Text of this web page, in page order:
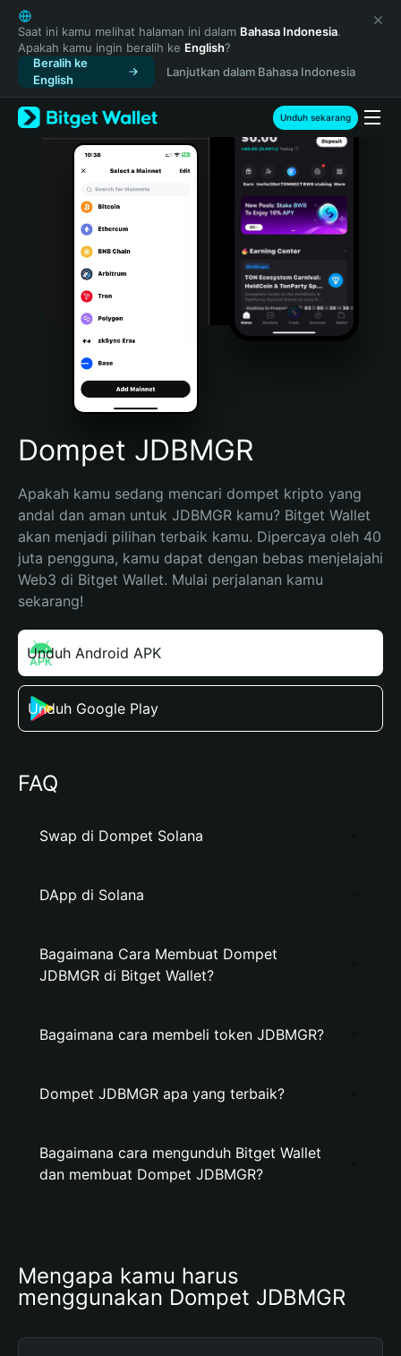
English
日本語
Tiếng Việt
Русский
Español (Latinoamérica)
Türkçe
Italiano
Português (Portugal)
Bahasa Indonesia
Português (Brasil)
Español (Argentina)
Saat ini kamu melihat halaman ini dalam Bahasa Indonesia.
Apakah kamu ingin beralih ke English?
Beralih ke
English
Lanjutkan dalam Bahasa Indonesia
Unduh sekarang
Dompet JDBMGR
Apakah kamu sedang mencari dompet kripto yang
andal dan aman untuk JDBMGR kamu? Bitget Wallet
akan menjadi pilihan terbaik kamu. Dipercaya oleh 40
juta pengguna, kamu dapat dengan bebas menjelajahi
Web3 di Bitget Wallet. Mulai perjalanan kamu
sekarang!
Unduh Android APK
Unduh Google Play
FAQ
Swap di Dompet Solana
DApp di Solana
Bagaimana Cara Membuat Dompet
JDBMGR di Bitget Wallet?
Bagaimana cara membeli token JDBMGR?
Dompet JDBMGR apa yang terbaik?
Bagaimana cara mengunduh Bitget Wallet
dan membuat Dompet JDBMGR?
Mengapa kamu harus
menggunakan Dompet JDBMGR